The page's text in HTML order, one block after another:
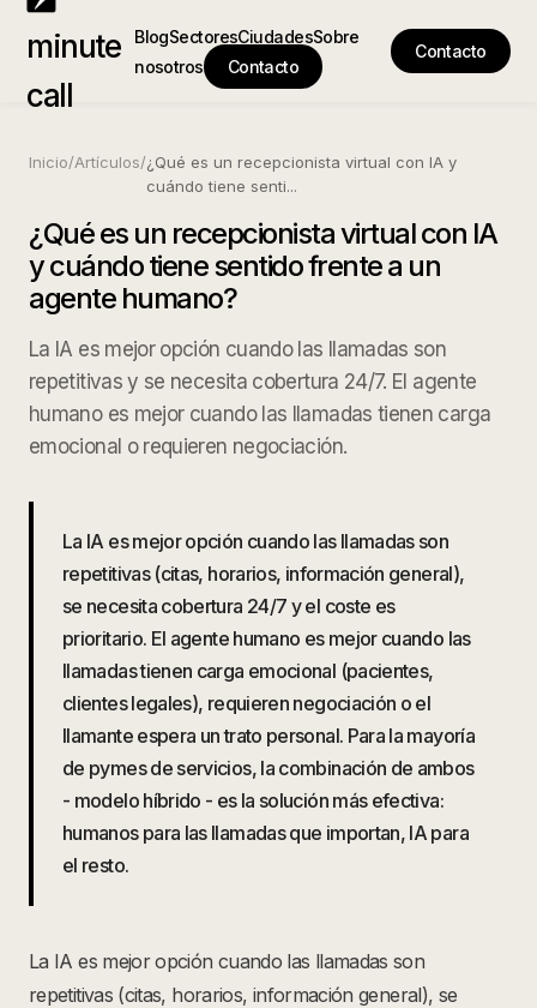
minute
call
BlogSectoresCiudadesSobre
nosotros
Contacto
Contacto
Inicio/Artículos/¿Qué es un recepcionista virtual con IA y
cuándo tiene senti...
¿Qué es un recepcionista virtual con IA
y cuándo tiene sentido frente a un
agente humano?
La IA es mejor opción cuando las llamadas son
repetitivas y se necesita cobertura 24/7. El agente
humano es mejor cuando las llamadas tienen carga
emocional o requieren negociación.
La IA es mejor opción cuando las llamadas son
repetitivas (citas, horarios, información general),
se necesita cobertura 24/7 y el coste es
prioritario. El agente humano es mejor cuando las
llamadas tienen carga emocional (pacientes,
clientes legales), requieren negociación o el
llamante espera un trato personal. Para la mayoría
de pymes de servicios, la combinación de ambos
- modelo híbrido - es la solución más efectiva:
humanos para las llamadas que importan, IA para
el resto.
La IA es mejor opción cuando las llamadas son
repetitivas (citas, horarios, información general), se